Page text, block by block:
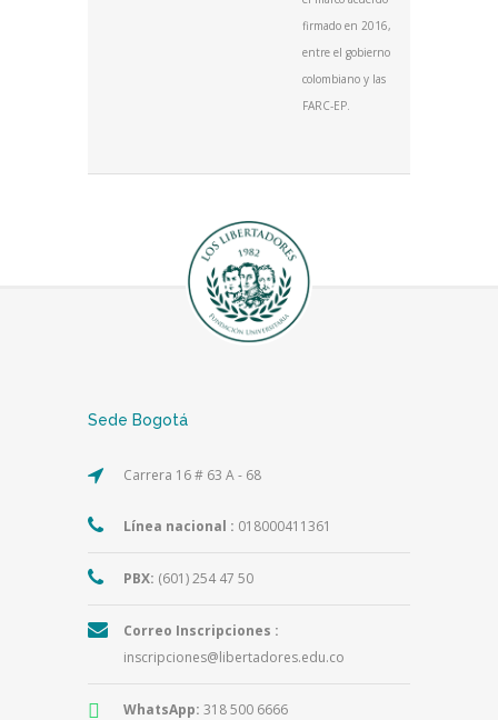
firmado en 2016,
entre el gobierno
colombiano y las
FARC-EP.
Sede Bogotá
Carrera 16 # 63 A - 68
Línea nacional : 018000411361
PBX: (601) 254 47 50
Correo Inscripciones :
inscripciones@libertadores.edu.co
WhatsApp: 318 500 6666